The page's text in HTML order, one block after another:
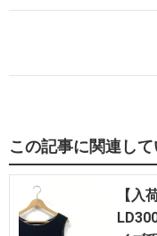
この記事に関連し
【